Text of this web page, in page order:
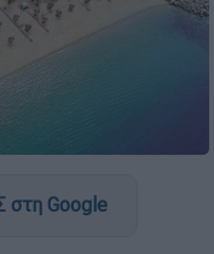
Google